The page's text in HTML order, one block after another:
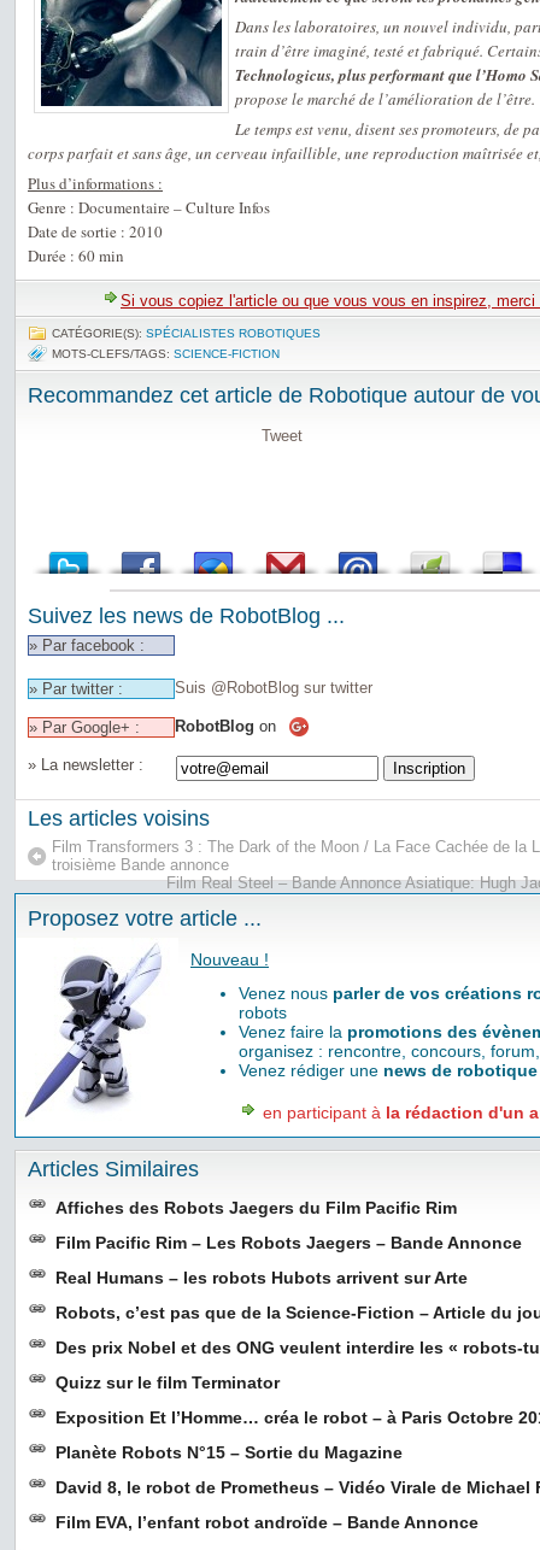
Dans les laboratoires, un nouvel individu,
train d’être imaginé, testé et fabriqué.
Technologicus, plus performant que l’Homo
propose le marché de l’amélioration de l’être.
Le temps est venu, disent ses promoteurs, de
corps parfait et sans âge, un cerveau infaillible, une reproduction maîtrisée
Plus d’informations :
Genre : Documentaire – Culture Infos
Date de sortie : 2010
Durée : 60 min
Si vous copiez l'article ou que vous vous en inspirez,
CATÉGORIE(S): SPÉCIALISTES ROBOTIQUES
MOTS-CLEFS/TAGS: SCIENCE-FICTION
Recommandez cet article de Robotique autour de
Tweet
Suivez les news de RobotBlog ...
» Par facebook :
» Par twitter : Suis @RobotBlog sur twitter
» Par Google+ : RobotBlog on
» La newsletter :
Les articles voisins
Film Transformers 3 : The Dark of the Moon / La Face Cachée de la
troisième Bande annonce
Film Real Steel – Bande Annonce Asiatique: Hugh
Proposez votre article ...
Nouveau !
Venez nous parler de vos créations
robots
Venez faire la promotions des
organisez : rencontre, concours,
Venez rédiger une news de robotique
en participant à la rédaction d'un
Articles Similaires
Affiches des Robots Jaegers du Film Pacific Rim
Film Pacific Rim – Les Robots Jaegers – Bande Annonce
Real Humans – les robots Hubots arrivent sur Arte
Robots, c’est pas que de la Science-Fiction – Article du
Des prix Nobel et des ONG veulent interdire les « robots-
Quizz sur le film Terminator
Exposition Et l’Homme… créa le robot – à Paris Octobre
Planète Robots N°15 – Sortie du Magazine
David 8, le robot de Prometheus – Vidéo Virale de Michael
Film EVA, l’enfant robot androïde – Bande Annonce